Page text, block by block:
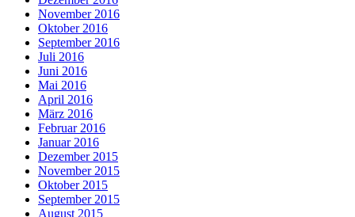
November 2016
Oktober 2016
September 2016
Juli 2016
Juni 2016
Mai 2016
April 2016
März 2016
Februar 2016
Januar 2016
Dezember 2015
November 2015
Oktober 2015
September 2015
August 2015